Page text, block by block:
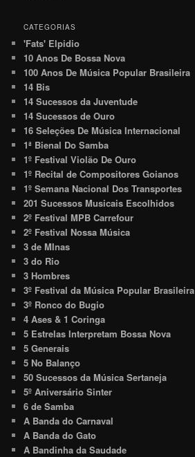
CATEGORIAS
'Fats' Elpidio
10 Anos De Bossa Nova
100 Anos De Música Popular Brasileira
14 Bis
14 Sucessos da Juventude
14 Sucessos de Ouro
16 Seleções De Música Internacional
1ª Bienal Do Samba
1º Festival Violão De Ouro
1º Recital de Compositores Goianos
1º Semana Nacional Dos Transportes
201 Sucessos Musicais Escolhidos
2º Festival MPB Carrefour
2º Festival Nossa Música
3 de MInas
3 do Rio
3 Hombres
3º Festival da Música Popular Brasileira
3º Ronco do Bugio
4 Ases & 1 Coringa
5 Estrelas Interpretam Bossa Nova
5 Generais
5 No Balanço
50 Sucessos da Música Sertaneja
5º Aniversário Sinter
6 de Samba
A Banda do Carnaval
A Banda do Gato
A Bandinha da Saudade